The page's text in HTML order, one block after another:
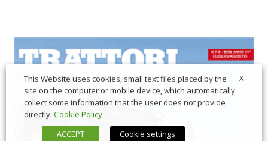
X
This Website uses cookies, small text files placed by the
site on the computer or mobile device, which automatically
collect some information that the user does not provide
directly. Cookie Policy
ACCEPT
Cookie settings